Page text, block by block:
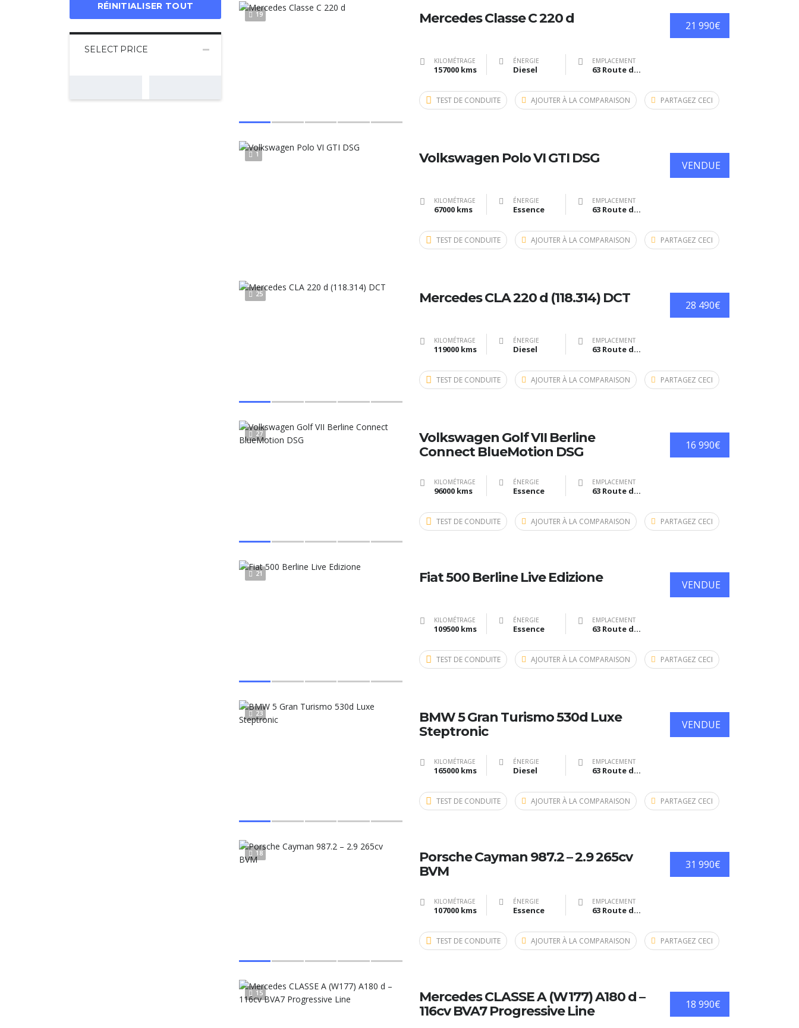
RÉINITIALISER TOUT
SELECT PRICE
19
21 990€
Mercedes Classe C 220 d
KILOMÉTRAGE
157000 kms
ÉNERGIE
Diesel
EMPLACEMENT
63 Route de Bazas, Langon, France
TEST DE CONDUITE AJOUTER À LA COMPARAISON PARTAGEZ CECI
1
VENDUE
Volkswagen Polo VI GTI DSG
KILOMÉTRAGE
67000 kms
ÉNERGIE
Essence
EMPLACEMENT
63 Route de Bazas, Langon, France
TEST DE CONDUITE AJOUTER À LA COMPARAISON PARTAGEZ CECI
25
28 490€
Mercedes CLA 220 d (118.314) DCT
KILOMÉTRAGE
119000 kms
ÉNERGIE
Diesel
EMPLACEMENT
63 Route de Bazas, Langon, France
TEST DE CONDUITE AJOUTER À LA COMPARAISON PARTAGEZ CECI
27
16 990€
Volkswagen Golf VII Berline
Connect BlueMotion DSG
KILOMÉTRAGE
96000 kms
ÉNERGIE
Essence
EMPLACEMENT
63 Route de Bazas, Langon, France
TEST DE CONDUITE AJOUTER À LA COMPARAISON PARTAGEZ CECI
21
VENDUE
Fiat 500 Berline Live Edizione
KILOMÉTRAGE
109500 kms
ÉNERGIE
Essence
EMPLACEMENT
63 Route de Bazas, Langon, France
TEST DE CONDUITE AJOUTER À LA COMPARAISON PARTAGEZ CECI
23
VENDUE
BMW 5 Gran Turismo 530d Luxe
Steptronic
KILOMÉTRAGE
165000 kms
ÉNERGIE
Diesel
EMPLACEMENT
63 Route de Bazas, Langon, France
TEST DE CONDUITE AJOUTER À LA COMPARAISON PARTAGEZ CECI
18
31 990€
Porsche Cayman 987.2 – 2.9 265cv
BVM
KILOMÉTRAGE
107000 kms
ÉNERGIE
Essence
EMPLACEMENT
63 Route de Bazas, Langon, France
TEST DE CONDUITE AJOUTER À LA COMPARAISON PARTAGEZ CECI
15
18 990€
Mercedes CLASSE A (W177) A180 d –
116cv BVA7 Progressive Line